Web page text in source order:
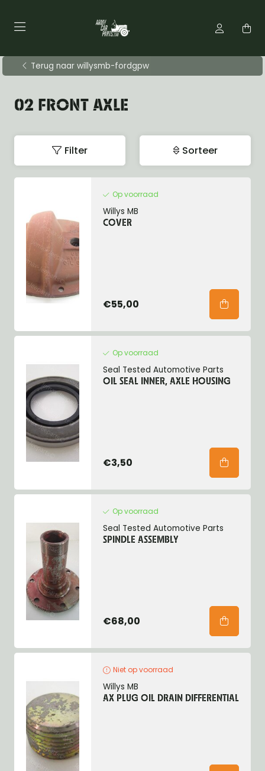
Terug naar willysmb-fordgpw
02 FRONT AXLE
Filter Sorteer
Op voorraad
Willys MB
COVER
€55,00
Op voorraad
Seal Tested Automotive Parts
OIL SEAL INNER, AXLE HOUSING
€3,50
Op voorraad
Seal Tested Automotive Parts
SPINDLE ASSEMBLY
€68,00
Niet op voorraad
Willys MB
AX PLUG OIL DRAIN DIFFERENTIAL